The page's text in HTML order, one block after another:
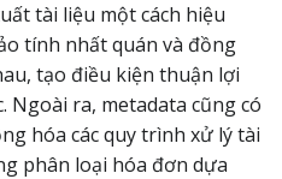
tài liệu một cách hiệu
tính nhất quán và đồng
tạo điều kiện thuận lợi
Ngoài ra, metadata cũng có
hóa các quy trình xử lý tài
phân loại hóa đơn dựa